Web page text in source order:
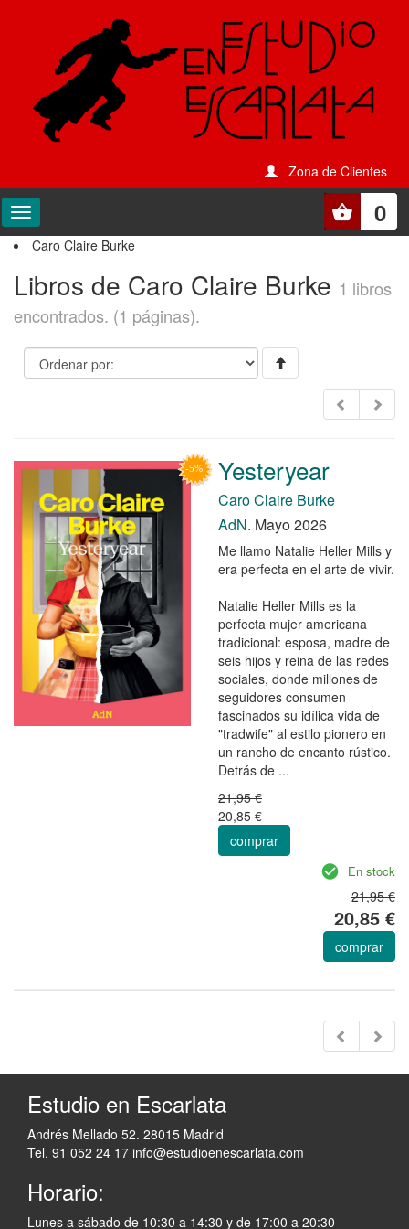
Zona de Clientes
0
Caro Claire Burke
Libros de Caro Claire Burke 1 libros
encontrados. (1 páginas).
Yesteryear
Caro Claire Burke
AdN. Mayo 2026
Me llamo Natalie Heller Mills y
era perfecta en el arte de vivir.
Natalie Heller Mills es la
perfecta mujer americana
tradicional: esposa, madre de
seis hijos y reina de las redes
sociales, donde millones de
seguidores consumen
fascinados su idílica vida de
"tradwife" al estilo pionero en
un rancho de encanto rústico.
Detrás de ...
21,95 €
20,85 €
comprar
En stock
21,95 €
20,85 €
comprar
Estudio en Escarlata
Andrés Mellado 52. 28015 Madrid
Tel. 91 052 24 17 info@estudioenescarlata.com
Horario:
Lunes a sábado de 10:30 a 14:30 y de 17:00 a 20:30